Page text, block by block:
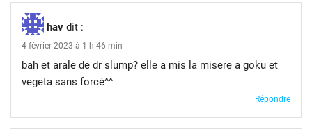
hav dit :
4 février 2023 à 1 h 46 min
bah et arale de dr slump? elle a mis la misere a goku et
vegeta sans forcé^^
Répondre